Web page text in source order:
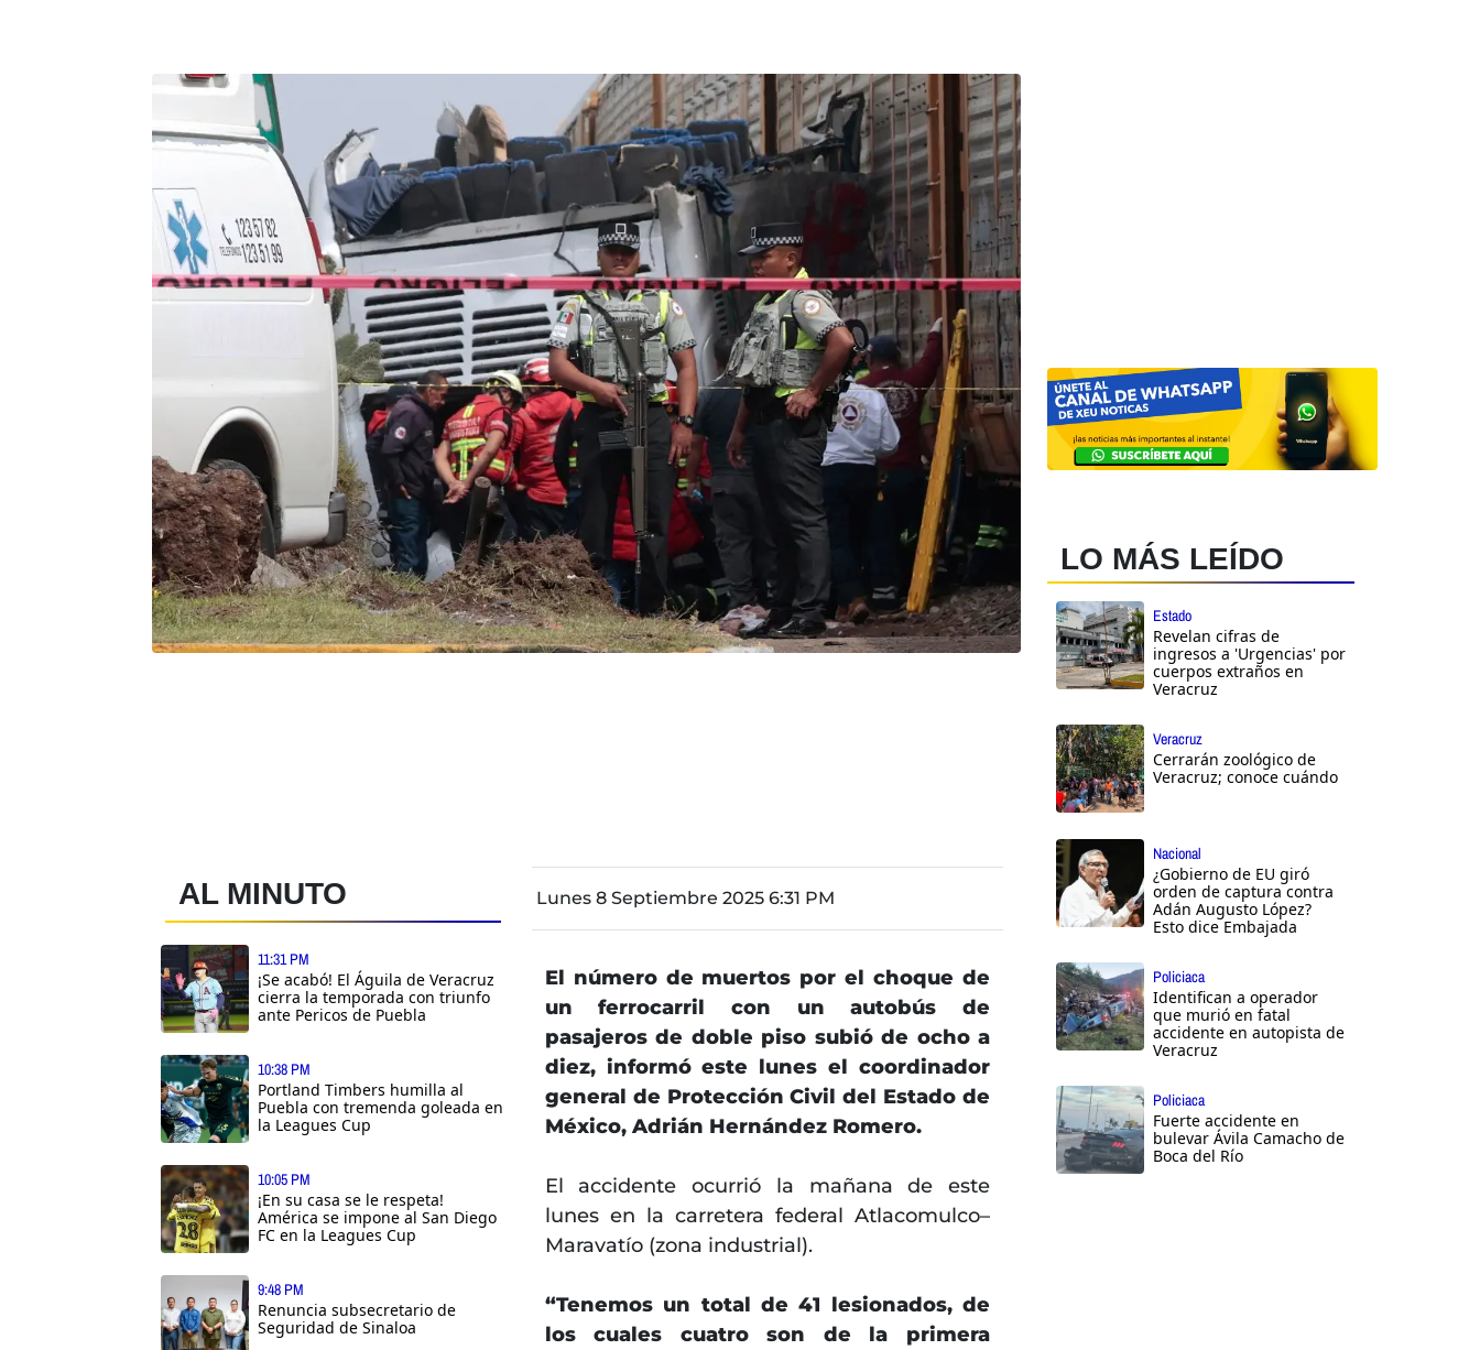
AL MINUTO
11:31 PM
¡Se acabó! El Águila de Veracruz
cierra la temporada con triunfo
ante Pericos de Puebla
10:38 PM
Portland Timbers humilla al
Puebla con tremenda goleada en
la Leagues Cup
10:05 PM
¡En su casa se le respeta!
América se impone al San Diego
FC en la Leagues Cup
9:48 PM
Renuncia subsecretario de
Seguridad de Sinaloa
Lunes 8 Septiembre 2025 6:31 PM
El número de muertos por el choque de
un ferrocarril con un autobús de
pasajeros de doble piso subió de ocho a
diez, informó este lunes el coordinador
general de Protección Civil del Estado de
México, Adrián Hernández Romero.
El accidente ocurrió la mañana de este
lunes en la carretera federal Atlacomulco–
Maravatío (zona industrial).
“Tenemos un total de 41 lesionados, de
los cuales cuatro son de la primera
LO MÁS LEÍDO
Estado
Revelan cifras de
ingresos a 'Urgencias' por
cuerpos extraños en
Veracruz
Veracruz
Cerrarán zoológico de
Veracruz; conoce cuándo
Nacional
¿Gobierno de EU giró
orden de captura contra
Adán Augusto López?
Esto dice Embajada
Policiaca
Identifican a operador
que murió en fatal
accidente en autopista de
Veracruz
Policiaca
Fuerte accidente en
bulevar Ávila Camacho de
Boca del Río